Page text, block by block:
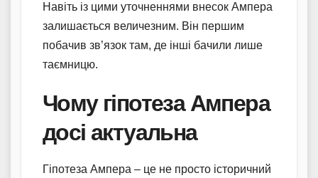
Навіть із цими уточненнями внесок Ампера
залишається величезним. Він першим
побачив зв’язок там, де інші бачили лише
таємницю.
Чому гіпотеза Ампера
досі актуальна
Гіпотеза Ампера – це не просто історичний